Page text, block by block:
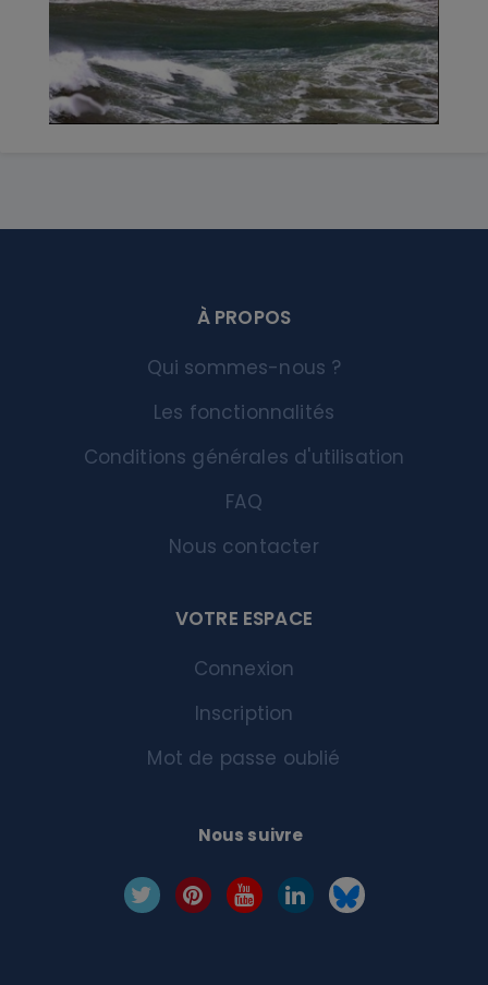
À PROPOS
Qui sommes-nous ?
Les fonctionnalités
Conditions générales d'utilisation
FAQ
Nous contacter
VOTRE ESPACE
Connexion
Inscription
Mot de passe oublié
Nous suivre